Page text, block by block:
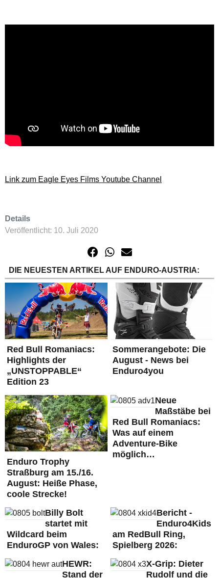
Link zum Eagle Eyes Films Youtube Channel
Details
Veröffentlicht: 10. Juli 2020
DIE NEUESTEN ARTIKEL AUF ENDURO-AUSTRIA:
Red Bull Romaniacs:
Highlights der
„UNSTOPPABLE“
Edition 23
Sommerangebote: Die
August - News bei
Enduro4you
Enduro Trophy
Straßburg am 15./16.
August: Heiße Phase,
coole Strecke!
Neue
Maßstäbe bei
Red Bull Romaniacs:
Was auf einem
Adventure-Bike
möglich…
Billy Bolt
startet mit
Wildcard beim
EnduroGP von Wales:
Bericht -
Enduro4Kids
am RedBull Ring,
Spielberg 2026:
HEWR:
Stand der
X-Grip: Dieter
Rudolf und die